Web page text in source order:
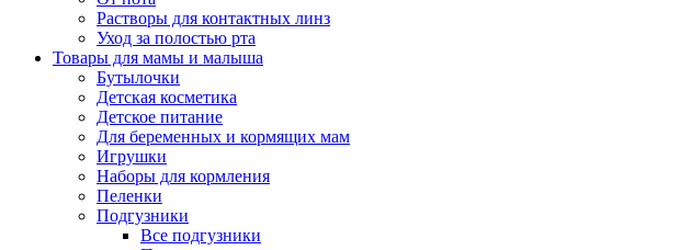
Растворы для контактных линз
Уход за полостью рта
Товары для мамы и малыша
Бутылочки
Детская косметика
Детское питание
Для беременных и кормящих мам
Игрушки
Наборы для кормления
Пеленки
Подгузники
Все подгузники